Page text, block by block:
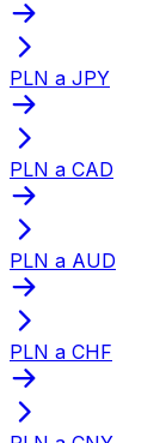
PLN a JPY
PLN a CAD
PLN a AUD
PLN a CHF